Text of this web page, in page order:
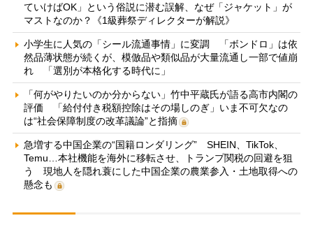
ていけばOK」という俗説に潜む誤解、なぜ「ジャケット」が
マストなのか？《1級葬祭ディレクターが解説》
小学生に人気の「シール流通事情」に変調 「ボンドロ」は依
然品薄状態が続くが、模倣品や類似品が大量流通し一部で値崩
れ 「選別が本格化する時代に」
「何がやりたいのか分からない」竹中平蔵氏が語る高市内閣の
評価 「給付付き税額控除はその場しのぎ」いま不可欠なの
は“社会保障制度の改革議論”と指摘
急増する中国企業の“国籍ロンダリング” SHEIN、TikTok、
Temu…本社機能を海外に移転させ、トランプ関税の回避を狙
う 現地人を隠れ蓑にした中国企業の農業参入・土地取得への
懸念も